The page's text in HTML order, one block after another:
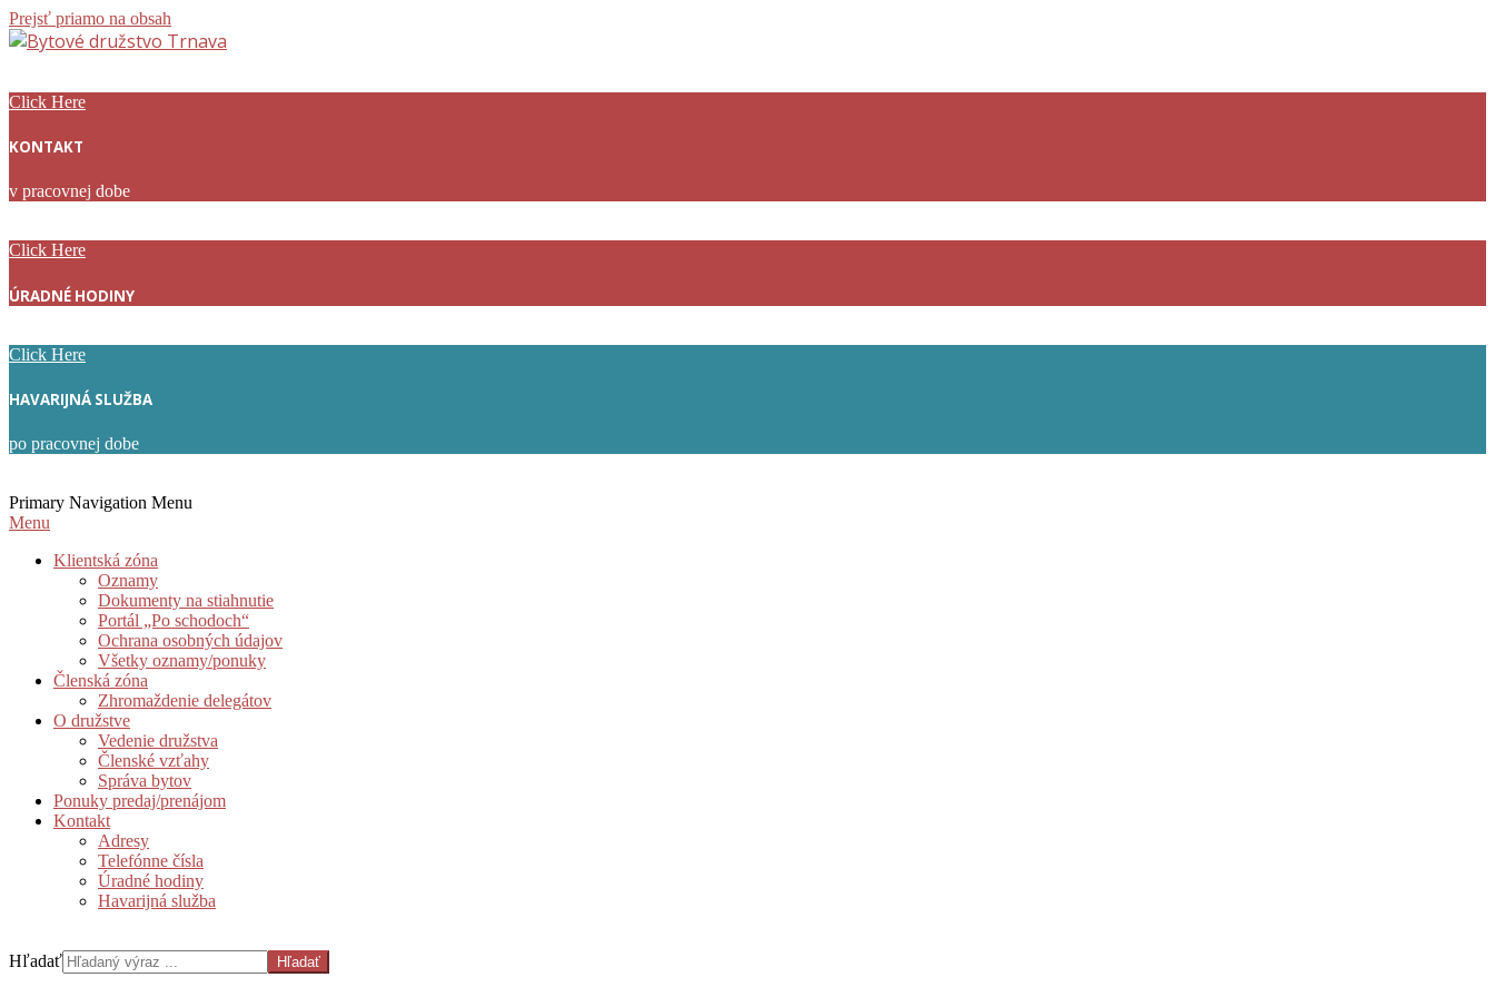
Prejsť priamo na obsah
družstvo
Trnava
Click Here
KONTAKT
v pracovnej dobe
Click Here
ÚRADNÉ HODINY
Click Here
HAVARIJNÁ SLUŽBA
po pracovnej dobe
Primary Navigation Menu
Menu
Klientská zóna
Oznamy
Dokumenty na stiahnutie
Portál „Po schodoch“
Ochrana osobných údajov
Všetky oznamy/ponuky
Členská zóna
Zhromaždenie delegátov
O družstve
Vedenie družstva
Členské vzťahy​
Správa bytov
Ponuky predaj/prenájom
Kontakt
Adresy
Telefónne čísla
Úradné hodiny
Havarijná služba
Hľadať